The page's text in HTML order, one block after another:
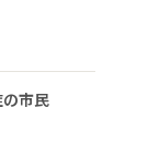
市民